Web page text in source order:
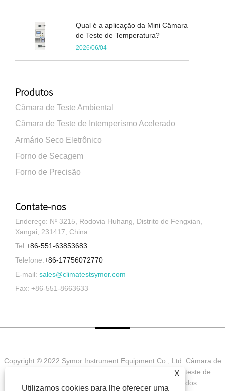
Qual é a aplicação da Mini Câmara
de Teste de Temperatura?
2026/06/04
Produtos
Câmara de Teste Ambiental
Câmara de Teste de Intemperismo Acelerado
Armário Seco Eletrônico
Forno de Secagem
Forno de Precisão
Contate-nos
Endereço: Nº 3215, Rodovia Huhang, Distrito de Fengxian,
Xangai, 231417, China
Tel:+86-551-63853683
Telefone:+86-17756072770
E-mail: sales@climatestsymor.com
Fax: +86-551-8663633
Copyright © 2022 Symor Instrument Equipment Co., Ltd. Câmara de
teste ambiental, gabinete seco eletrônico, câmara de teste de
intemperismo acelerado Todos os direitos reservados.
X
Utilizamos cookies para lhe oferecer uma